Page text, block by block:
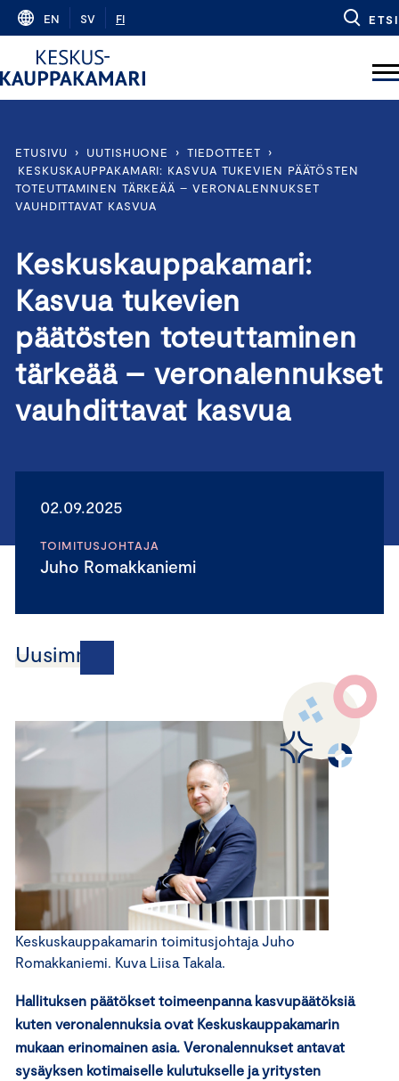
Skip
content
EN SV FI ETSI
ETUSIVU › UUTISHUONE › TIEDOTTEET
›
KESKUSKAUPPAKAMARI: KASVUA TUKEVIEN PÄÄTÖSTEN
TOTEUTTAMINEN TÄRKEÄÄ – VERONALENNUKSET
VAUHDITTAVAT KASVUA
Keskuskauppakamari:
Kasvua tukevien
päätösten toteuttaminen
tärkeää – veronalennukset
vauhdittavat kasvua
02.09.2025
TOIMITUSJOHTAJA
Juho Romakkaniemi
Uusimmat
Keskuskauppakamarin toimitusjohtaja Juho
Romakkaniemi. Kuva Liisa Takala.
Hallituksen päätökset toimeenpanna kasvupäätöksiä
kuten veronalennuksia ovat Keskuskauppakamarin
mukaan erinomainen asia. Veronalennukset antavat
sysäyksen kotimaiselle kulutukselle ja yritysten